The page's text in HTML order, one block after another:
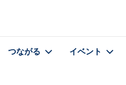
つながる イベント